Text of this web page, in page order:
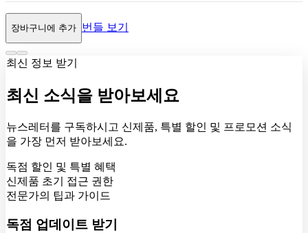
장바구니에 추가 번들 보기
최신 정보 받기
최신 소식을 받아보세요
뉴스레터를 구독하시고 신제품, 특별 할인 및 프로모션 소식
을 가장 먼저 받아보세요.
독점 할인 및 특별 혜택
신제품 초기 접근 권한
전문가의 팁과 가이드
독점 업데이트 받기